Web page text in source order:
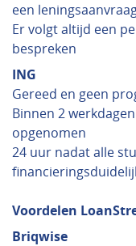
een
Er volgt altijd een
bespreken
ING
Gereed en geen
Binnen 2
opgenomen
24 uur nadat alle
Voordelen
Briqwise